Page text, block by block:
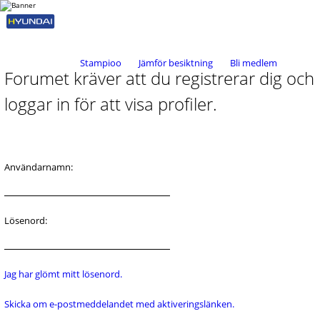
Stampioo Jämför besiktning Bli medlem
Forumet kräver att du registrerar dig och
loggar in för att visa profiler.
Användarnamn:
Lösenord:
Jag har glömt mitt lösenord.
Skicka om e-postmeddelandet med aktiveringslänken.